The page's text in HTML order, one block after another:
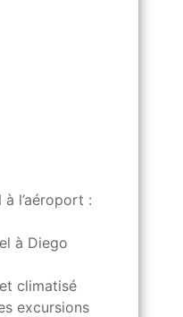
à l’aéroport :
à Diego
climatisé
excursions